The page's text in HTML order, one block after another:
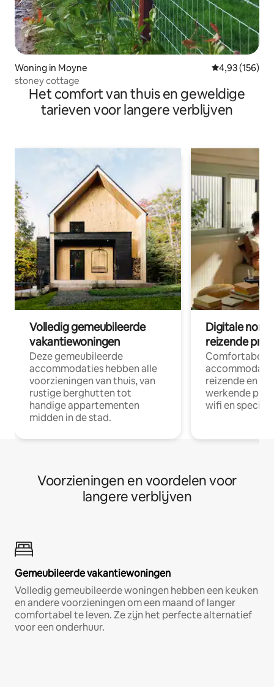
Woning in Moyne Gemiddelde
4,93 (156)
stoney cottage
Het comfort van thuis en geweldige
tarieven voor langere verblijven
Volledig gemeubileerde
vakantiewoningen
Deze gemeubileerde
accommodaties hebben alle
voorzieningen van thuis, van
rustige berghutten tot
handige appartementen
midden in de stad.
Digitale
reizende
Comfortabele
reizende en
werkende
wifi en
Voorzieningen en voordelen voor
langere verblijven
Gemeubileerde vakantiewoningen
Volledig gemeubileerde woningen hebben een keuken
en andere voorzieningen om een maand of langer
comfortabel te leven. Ze zijn het perfecte alternatief
voor een onderhuur.